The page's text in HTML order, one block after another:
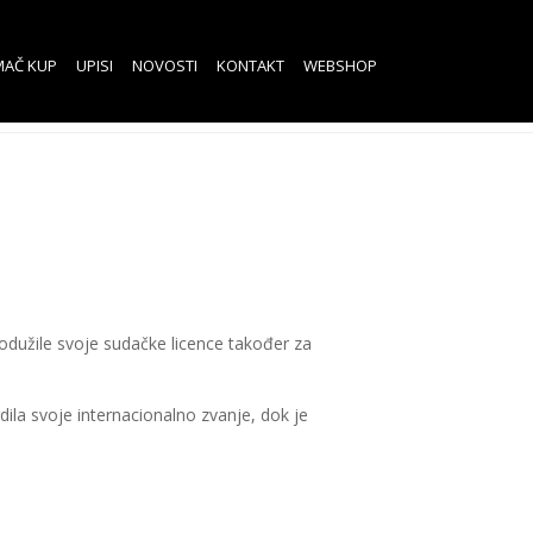
KUP UPISI NOVOSTI KONTAKT WEBSHOP
svoje sudačke licence također za
svoje internacionalno zvanje, dok je